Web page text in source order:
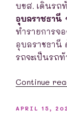
บขส. เดินรถ
อุบลราชธานี
ทำรายการจ
อุบลราชธานี
รถจะเป็นรถ
Continue
POSTED
APRIL 15,